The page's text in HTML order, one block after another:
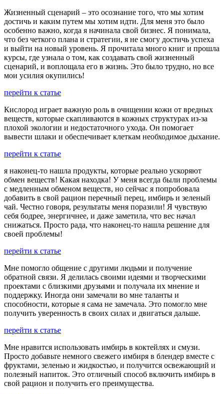
Жизненный сценарий – это осознание того, что мы хотим
достичь и каким путем мы хотим идти. Для меня это было
особенно важно, когда я начинала свой бизнес. Я понимала,
что без четкого плана и стратегии, я не смогу достичь успеха
и выйти на новый уровень. Я прочитала много книг и прошла
курсы, где узнала о том, как создавать свой жизненный
сценарий, и воплощала его в жизнь. Это было трудно, но все
мои усилия окупились!
перейти к статье
Кислород играет важную роль в очищении кожи от вредных
веществ, которые скапливаются в кожных структурах из-за
плохой экологии и недостаточного ухода. Он помогает
вывести шлаки и обеспечивает клеткам необходимое дыхание.
перейти к статье
я наконец-то нашла продукты, которые реально ускоряют
обмен веществ! Какая находка! У меня всегда были проблемы
с медленным обменом веществ, но сейчас я попробовала
добавить в свой рацион перечный перец, имбирь и зеленый
чай. Честно говоря, результаты меня поразили! Я чувствую
себя бодрее, энергичнее, и даже заметила, что вес начал
снижаться. Просто рада, что наконец-то нашла решение для
своей проблемы!
перейти к статье
Мне помогло общение с другими людьми и получение
обратной связи. Я делилась своими идеями и творческими
проектами с близкими друзьями и получала их мнение и
поддержку. Иногда они замечали во мне таланты и
способности, которые я сама не замечала. Это помогло мне
получить уверенность в своих силах и двигаться дальше.
перейти к статье
Мне нравится использовать имбирь в коктейлях и смузи.
Просто добавьте немного свежего имбиря в блендер вместе с
фруктами, зеленью и жидкостью, и получится освежающий и
полезный напиток. Это отличный способ включить имбирь в
свой рацион и получить его преимущества.